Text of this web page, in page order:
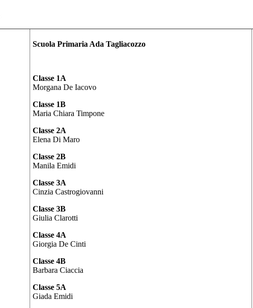
Scuola Primaria Ada Tagliacozzo
Classe 1A
Morgana De Iacovo
Classe 1B
Maria Chiara Timpone
Classe 2A
Elena Di Maro
Classe 2B
Manila Emidi
Classe 3A
Cinzia Castrogiovanni
Classe 3B
Giulia Clarotti
Classe 4A
Giorgia De Cinti
Classe 4B
Barbara Ciaccia
Classe 5A
Giada Emidi